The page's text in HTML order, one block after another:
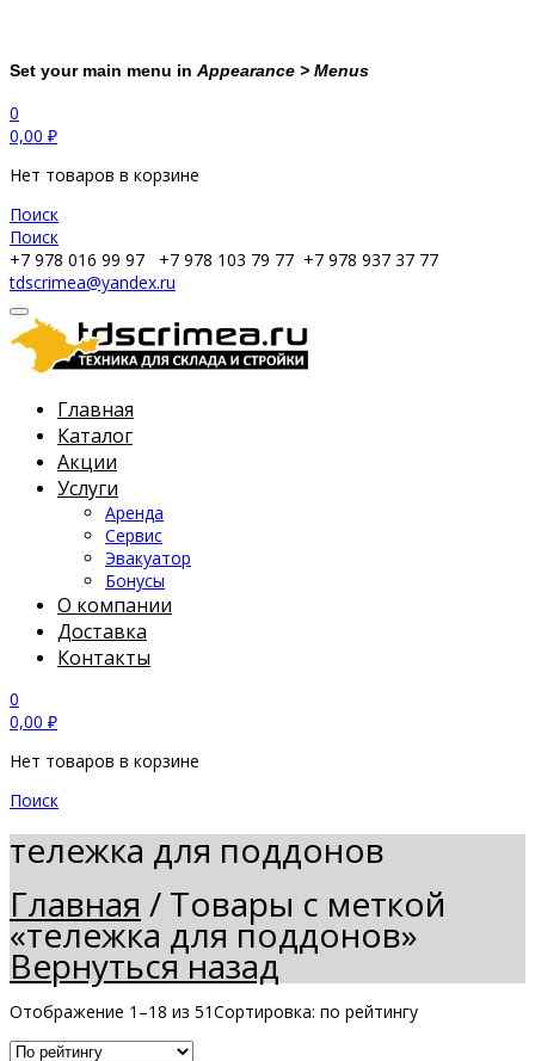
Set your main menu in Appearance > Menus
0
0,00 ₽
Нет товаров в корзине
Поиск
Поиск
+7 978 016 99 97
+7 978 103 79 77 +7 978 937 37 77
tdscrimea@yandex.ru
Главная
Каталог
Акции
Услуги
Аренда
Сервис
Эвакуатор
Бонусы
О компании
Доставка
Контакты
0
0,00 ₽
Нет товаров в корзине
Поиск
тележка для поддонов
Главная / Товары с меткой
«тележка для поддонов»
Вернуться назад
Отображение 1–18 из 51Сортировка: по рейтингу